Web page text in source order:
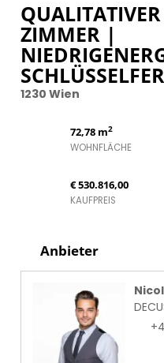
ZIMMER |
1230 Wien
72,78 m2
WOHNFLÄCHE
€ 530.816,00
KAUFPREIS
Anbieter